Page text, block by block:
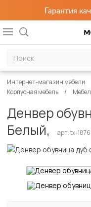
Гарантия
Интернет-магазин мебели
Корпусная мебель
Денвер
Белый,
арт. tx-